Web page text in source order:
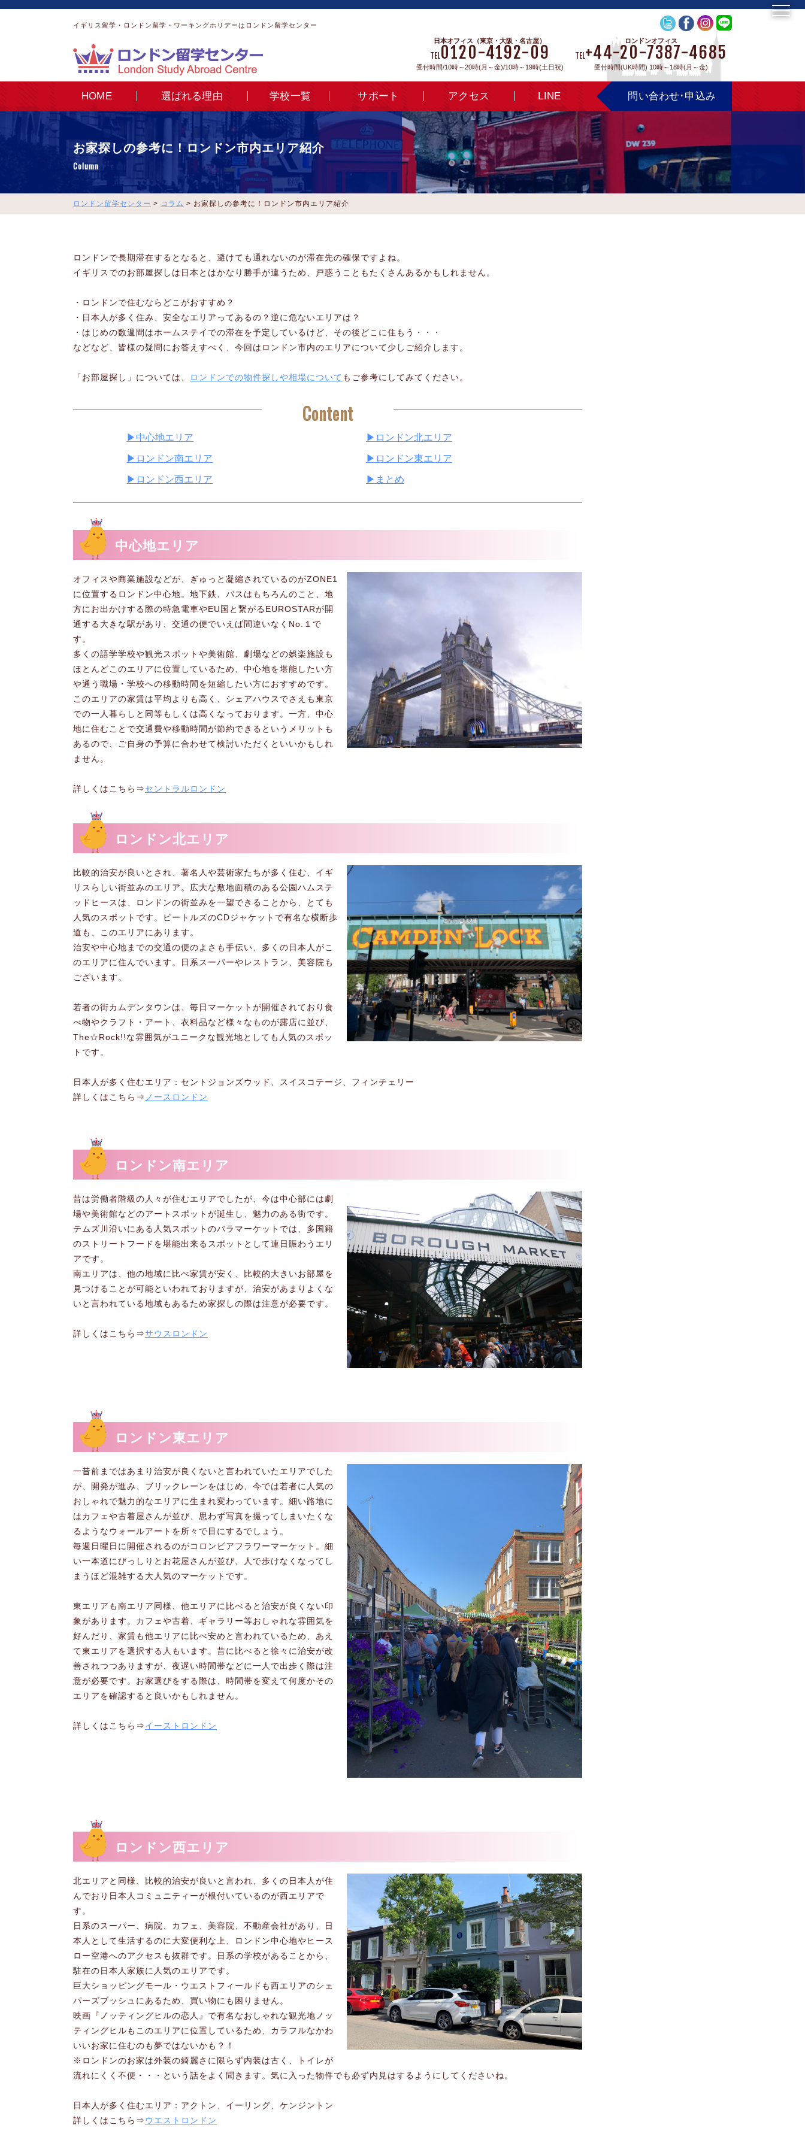
イギリス留学・ロンドン留学・ワーキングホリデーはロンドン留学センター
日本オフィス（東京・大阪・名古屋）
TEL0120-4192-09
受付時間/10時～20時(月～金)/10時～19時(土日祝)
ロンドンオフィス
TEL+44-20-7387-4685
受付時間(UK時間) 10時～18時(月～金)
HOME 選ばれる理由 学校一覧 サポート アクセス LINE 問い合わせ･申込み
お家探しの参考に！ロンドン市内エリア紹介
Column
ロンドン留学センター > コラム > お家探しの参考に！ロンドン市内エリア紹介
ロンドンで長期滞在するとなると、避けても通れないのが滞在先の確保ですよね。
イギリスでのお部屋探しは日本とはかなり勝手が違うため、戸惑うこともたくさんあるかもしれません。
・ロンドンで住むならどこがおすすめ？
・日本人が多く住み、安全なエリアってあるの？逆に危ないエリアは？
・はじめの数週間はホームステイでの滞在を予定しているけど、その後どこに住もう・・・
などなど、皆様の疑問にお答えすべく、今回はロンドン市内のエリアについて少しご紹介します。
「お部屋探し」については、 ロンドンでの物件探しや相場について もご参考にしてみてください。
Content
▶中心地エリア
▶ロンドン北エリア
▶ロンドン南エリア
▶ロンドン東エリア
▶ロンドン西エリア
▶まとめ
中心地エリア
オフィスや商業施設などが、ぎゅっと凝縮されているのがZONE1
に位置するロンドン中心地。地下鉄、バスはもちろんのこと、地
方にお出かけする際の特急電車やEU国と繋がるEUROSTARが開
通する大きな駅があり、交通の便でいえば間違いなくNo.１で
す。
多くの語学学校や観光スポットや美術館、劇場などの娯楽施設も
ほとんどこのエリアに位置しているため、中心地を堪能したい方
や通う職場・学校への移動時間を短縮したい方におすすめです。
このエリアの家賃は平均よりも高く、シェアハウスでさえも東京
での一人暮らしと同等もしくは高くなっております。一方、中心
地に住むことで交通費や移動時間が節約できるというメリットも
あるので、ご自身の予算に合わせて検討いただくといいかもしれ
ません。
詳しくはこちら⇒セントラルロンドン
ロンドン北エリア
比較的治安が良いとされ、著名人や芸術家たちが多く住む、イギ
リスらしい街並みのエリア。広大な敷地面積のある公園ハムステ
ッドヒースは、ロンドンの街並みを一望できることから、とても
人気のスポットです。ビートルズのCDジャケットで有名な横断歩
道も、このエリアにあります。
治安や中心地までの交通の便のよさも手伝い、多くの日本人がこ
のエリアに住んでいます。日系スーパーやレストラン、美容院も
ございます。
若者の街カムデンタウンは、毎日マーケットが開催されており食
べ物やクラフト・アート、衣料品など様々なものが露店に並び、
The☆Rock!!な雰囲気がユニークな観光地としても人気のスポッ
トです。
日本人が多く住むエリア：セントジョンズウッド、スイスコテージ、フィンチェリー
詳しくはこちら⇒ ノースロンドン
ロンドン南エリア
昔は労働者階級の人々が住むエリアでしたが、今は中心部には劇
場や美術館などのアートスポットが誕生し、魅力のある街です。
テムズ川沿いにある人気スポットのバラマーケットでは、多国籍
のストリートフードを堪能出来るスポットとして連日賑わうエリ
アです。
南エリアは、他の地域に比べ家賃が安く、比較的大きいお部屋を
見つけることが可能といわれておりますが、治安があまりよくな
いと言われている地域もあるため家探しの際は注意が必要です。
詳しくはこちら⇒サウスロンドン
ロンドン東エリア
一昔前まではあまり治安が良くないと言われていたエリアでした
が、開発が進み、ブリックレーンをはじめ、今では若者に人気の
おしゃれで魅力的なエリアに生まれ変わっています。細い路地に
はカフェや古着屋さんが並び、思わず写真を撮ってしまいたくな
るようなウォールアートを所々で目にするでしょう。
毎週日曜日に開催されるのがコロンビアフラワーマーケット。細
い一本道にびっしりとお花屋さんが並び、人で歩けなくなってし
まうほど混雑する大人気のマーケットです。
東エリアも南エリア同様、他エリアに比べると治安が良くない印
象があります。カフェや古着、ギャラリー等おしゃれな雰囲気を
好んだり、家賃も他エリアに比べ安めと言われているため、あえ
て東エリアを選択する人もいます。昔に比べると徐々に治安が改
善されつつありますが、夜遅い時間帯などに一人で出歩く際は注
意が必要です。お家選びをする際は、時間帯を変えて何度かその
エリアを確認すると良いかもしれません。
詳しくはこちら⇒イーストロンドン
ロンドン西エリア
北エリアと同様、比較的治安が良いと言われ、多くの日本人が住
んでおり日本人コミュニティーが根付いているのが西エリアで
す。
日系のスーパー、病院、カフェ、美容院、不動産会社があり、日
本人として生活するのに大変便利な上、ロンドン中心地やヒース
ロー空港へのアクセスも抜群です。日系の学校があることから、
駐在の日本人家族に人気のエリアです。
巨大ショッピングモール・ウエストフィールドも西エリアのシェ
パーズブッシュにあるため、買い物にも困りません。
映画『ノッティングヒルの恋人』で有名なおしゃれな観光地ノッ
ティングヒルもこのエリアに位置しているため、カラフルなかわ
いいお家に住むのも夢ではないかも？！
※ロンドンのお家は外装の綺麗さに限らず内装は古く、トイレが
流れにくく不便・・・という話をよく聞きます。気に入った物件でも必ず内見はするようにしてくださいね。
日本人が多く住むエリア：アクトン、イーリング、ケンジントン
詳しくはこちら⇒ウエストロンドン